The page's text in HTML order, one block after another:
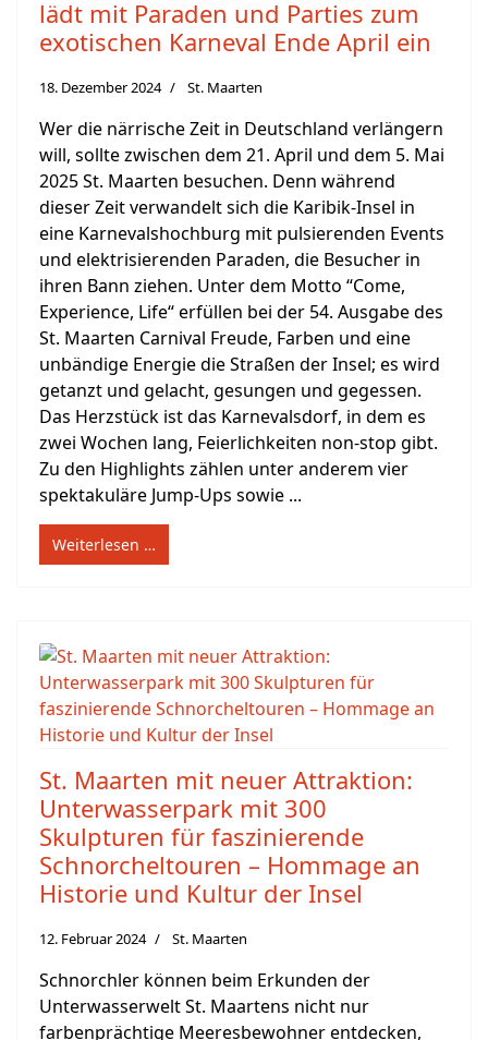
lädt mit Paraden und Parties zum
exotischen Karneval Ende April ein
18. Dezember 2024 St. Maarten
Wer die närrische Zeit in Deutschland verlängern
will, sollte zwischen dem 21. April und dem 5. Mai
2025 St. Maarten besuchen. Denn während
dieser Zeit verwandelt sich die Karibik-Insel in
eine Karnevalshochburg mit pulsierenden Events
und elektrisierenden Paraden, die Besucher in
ihren Bann ziehen. Unter dem Motto “Come,
Experience, Life“ erfüllen bei der 54. Ausgabe des
St. Maarten Carnival Freude, Farben und eine
unbändige Energie die Straßen der Insel; es wird
getanzt und gelacht, gesungen und gegessen.
Das Herzstück ist das Karnevalsdorf, in dem es
zwei Wochen lang, Feierlichkeiten non-stop gibt.
Zu den Highlights zählen unter anderem vier
spektakuläre Jump-Ups sowie ...
Weiterlesen …
St. Maarten mit neuer Attraktion:
Unterwasserpark mit 300
Skulpturen für faszinierende
Schnorcheltouren – Hommage an
Historie und Kultur der Insel
12. Februar 2024 St. Maarten
Schnorchler können beim Erkunden der
Unterwasserwelt St. Maartens nicht nur
farbenprächtige Meeresbewohner entdecken,